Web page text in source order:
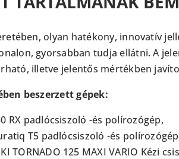
olyan hatékony, innovatív
gyorsabban tudja ellátni. A
illetve jelentős mértékben
beszerzett gépek:
RX padlócsiszoló -és polírozógép,
T5 padlócsiszoló -és
TORNADO 125 MAXI VARIO Kézi